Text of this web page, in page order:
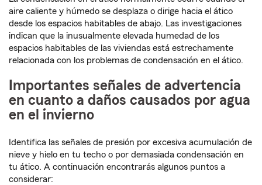
aire caliente y húmedo se desplaza o dirige hacia el ático
desde los espacios habitables de abajo. Las investigaciones
indican que la inusualmente elevada humedad de los
espacios habitables de las viviendas está estrechamente
relacionada con los problemas de condensación en el ático.
Importantes señales de advertencia
en cuanto a daños causados por agua
en el invierno
Identifica las señales de presión por excesiva acumulación de
nieve y hielo en tu techo o por demasiada condensación en
tu ático. A continuación encontrarás algunos puntos a
considerar: